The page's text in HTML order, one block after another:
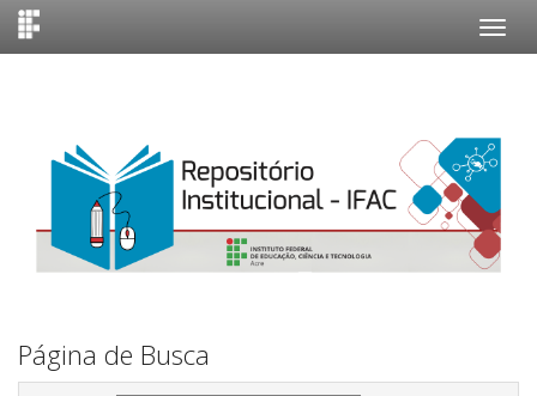
Página de Busca